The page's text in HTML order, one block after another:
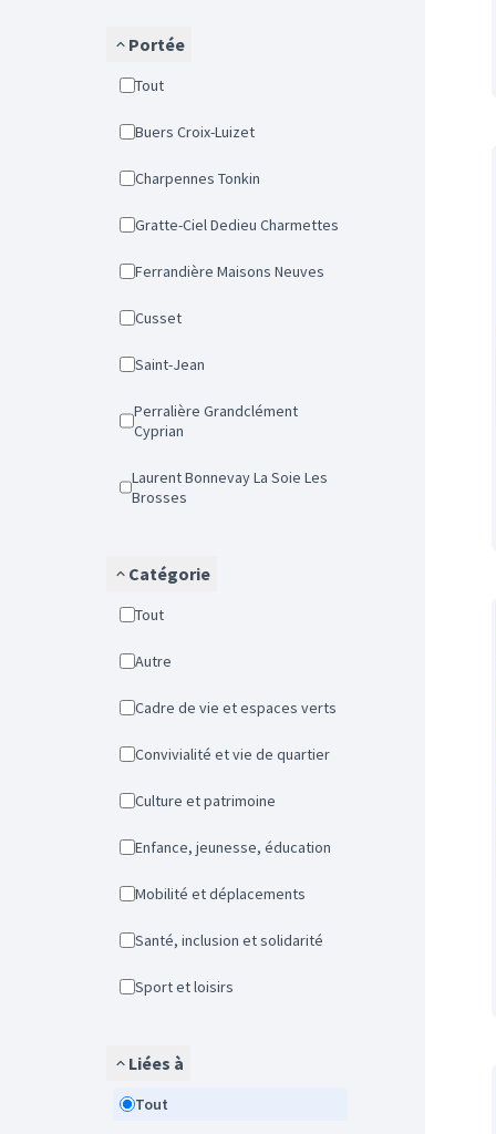
Portée
Tout
Buers Croix-Luizet
Charpennes Tonkin
Gratte-Ciel Dedieu Charmettes
Ferrandière Maisons Neuves
Cusset
Saint-Jean
Perralière Grandclément
Cyprian
Laurent Bonnevay La Soie Les
Brosses
Catégorie
Tout
Autre
Cadre de vie et espaces verts
Convivialité et vie de quartier
Culture et patrimoine
Enfance, jeunesse, éducation
Mobilité et déplacements
Santé, inclusion et solidarité
Sport et loisirs
Liées à
Tout